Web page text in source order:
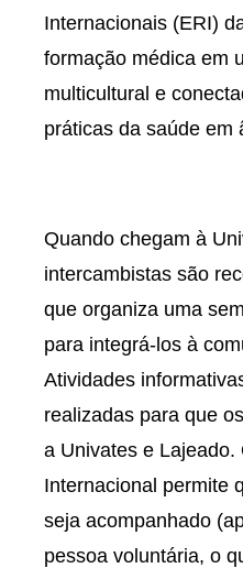
Internacionais (ERI)
formação médica em
multicultural e
práticas da saúde em
Quando chegam à
intercambistas são
que organiza uma
para integrá-los à
Atividades
realizadas para que
a Univates e
Internacional permite
seja acompanhado
pessoa voluntária, o